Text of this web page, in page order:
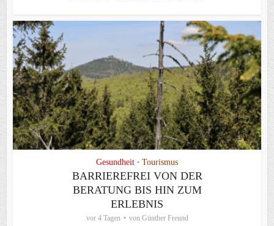
Gesundheit • Tourismus
BARRIEREFREI VON DER
BERATUNG BIS HIN ZUM
ERLEBNIS
vor 4 Tagen von Günther Freund